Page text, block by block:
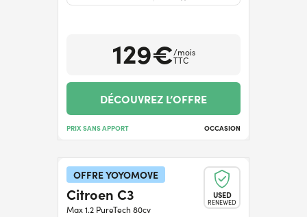
129€/mois
TTC
DÉCOUVREZ L’OFFRE
PRIX SANS APPORT OCCASION
OFFRE YOYOMOVE
USED
RENEWED
Citroen C3
Max 1.2 PureTech 80cv